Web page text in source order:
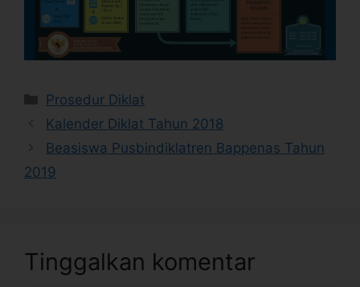
Prosedur Diklat
Kalender Diklat Tahun 2018
Beasiswa Pusbindiklatren Bappenas Tahun
2019
Tinggalkan komentar